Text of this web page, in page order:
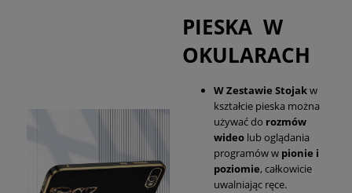
PIESKA W
OKULARACH
W Zestawie Stojakw
kształcie pieska można
używać do rozmów
wideo lub oglądania
programów w pionie i
poziomie, całkowicie
uwalniając ręce.